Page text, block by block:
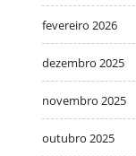
fevereiro 2026
dezembro 2025
novembro 2025
outubro 2025